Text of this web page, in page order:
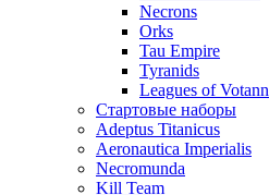
Necrons
Orks
Tau Empire
Tyranids
Leagues of Votann
Стартовые наборы
Adeptus Titanicus
Aeronautica Imperialis
Necromunda
Kill Team